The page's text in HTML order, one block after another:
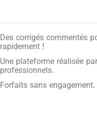
Des corrigés commentés
rapidement !
Une plateforme réalisée
professionnels.
Forfaits sans engagement.